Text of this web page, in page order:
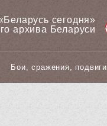
сегодня»
архива Беларуси
Бои, сражения, подвиги